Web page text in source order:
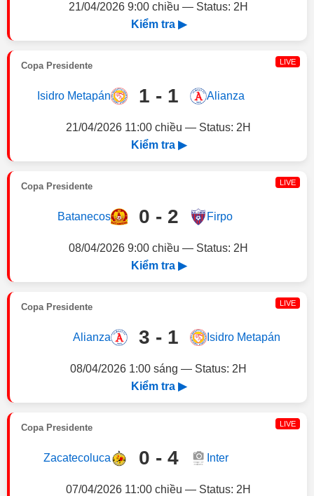
21/04/2026 9:00 chiều — Status: 2H
Kiểm tra ▶
Copa Presidente LIVE
Isidro Metapán 1 - 1 Alianza
21/04/2026 11:00 chiều — Status: 2H
Kiểm tra ▶
Copa Presidente LIVE
Batanecos 0 - 2 Firpo
08/04/2026 9:00 chiều — Status: 2H
Kiểm tra ▶
Copa Presidente LIVE
Alianza 3 - 1 Isidro Metapán
08/04/2026 1:00 sáng — Status: 2H
Kiểm tra ▶
Copa Presidente LIVE
Zacatecoluca 0 - 4 Inter
07/04/2026 11:00 chiều — Status: 2H